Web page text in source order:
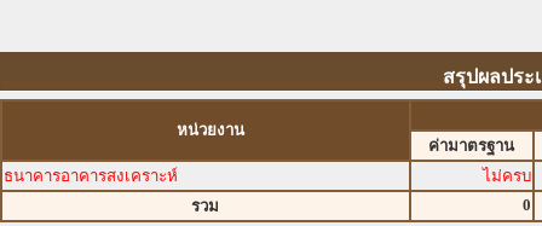
สรุปผลประ
หน่วยงาน
ค่ามาตรฐาน
ธนาคารอาคารสงเคราะห์
ไม่ครบ
รวม
0